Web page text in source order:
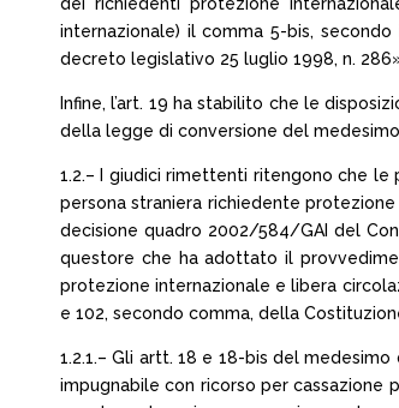
internazionale) il comma 5-bis,
decreto legislativo 25 luglio 1998, n.
Infine, l’art. 19 ha stabilito che le
della legge di conversione del
1.2.– I giudici rimettenti ritengono che
persona straniera richiedente
decisione quadro 2002/584/GAI del
questore che ha adottato il
protezione internazionale e libera
e 102, secondo comma, della
1.2.1.– Gli artt. 18 e 18-bis del
impugnabile con ricorso per cassazione